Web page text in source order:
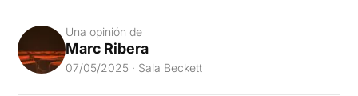
Una opinión de
Marc Ribera
07/05/2025 · Sala Beckett